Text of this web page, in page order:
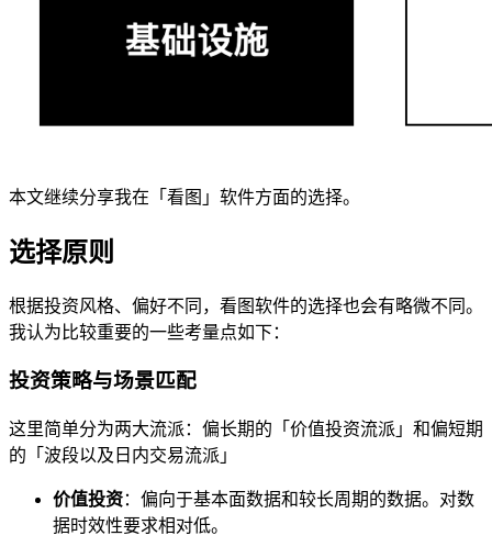
本文继续分享我在「看图」软件方面的选择。
选择原则
根据投资风格、偏好不同，看图软件的选择也会有略微不同。
我认为比较重要的一些考量点如下：
投资策略与场景匹配
这里简单分为两大流派：偏长期的「价值投资流派」和偏短期
的「波段以及日内交易流派」
价值投资：偏向于基本面数据和较长周期的数据。对数
据时效性要求相对低。